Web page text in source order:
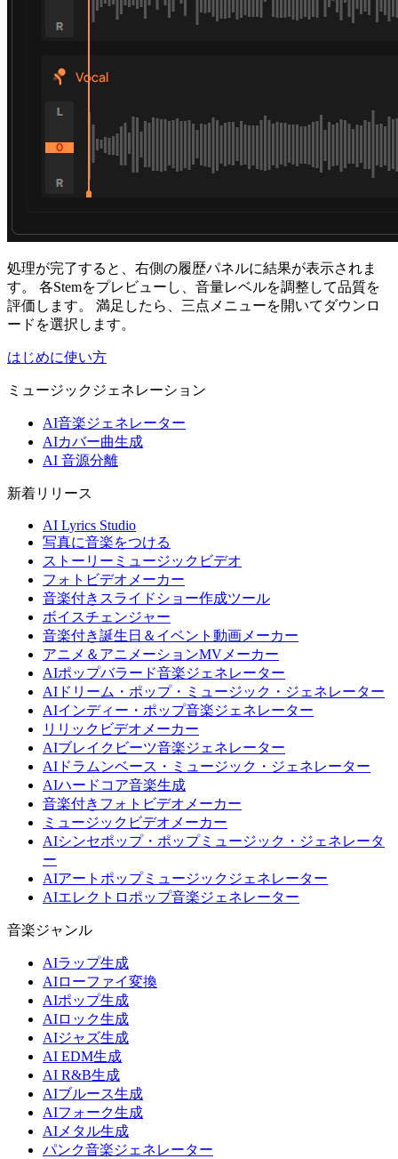
処理が完了すると、右側の履歴パネルに結果が表示されま
す。 各Stemをプレビューし、音量レベルを調整して品質を
評価します。 満足したら、三点メニューを開いてダウンロ
ードを選択します。
はじめに使い方
ミュージックジェネレーション
AI音楽ジェネレーター
AIカバー曲生成
AI 音源分離
新着リリース
AI Lyrics Studio
写真に音楽をつける
ストーリーミュージックビデオ
フォトビデオメーカー
音楽付きスライドショー作成ツール
ボイスチェンジャー
音楽付き誕生日＆イベント動画メーカー
アニメ＆アニメーションMVメーカー
AIポップバラード音楽ジェネレーター
AIドリーム・ポップ・ミュージック・ジェネレーター
AIインディー・ポップ音楽ジェネレーター
リリックビデオメーカー
AIブレイクビーツ音楽ジェネレーター
AIドラムンベース・ミュージック・ジェネレーター
AIハードコア音楽生成
音楽付きフォトビデオメーカー
ミュージックビデオメーカー
AIシンセポップ・ポップミュージック・ジェネレータ
ー
AIアートポップミュージックジェネレーター
AIエレクトロポップ音楽ジェネレーター
音楽ジャンル
AIラップ生成
AIローファイ変換
AIポップ生成
AIロック生成
AIジャズ生成
AI EDM生成
AI R&B生成
AIブルース生成
AIフォーク生成
AIメタル生成
パンク音楽ジェネレーター